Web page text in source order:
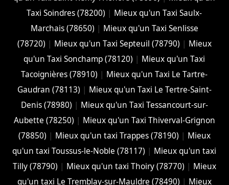
Taxi Soindres (78200) | Mieux qu'un Taxi Saulx-
Marchais (78650) | Mieux qu'un Taxi Senlisse
(78720) | Mieux qu'un Taxi Septeuil (78790) | Mieux
qu'un Taxi Sonchamp (78120) | Mieux qu'un Taxi
Tacoignières (78910) | Mieux qu'un Taxi Le Tartre-
Gaudran (78113) | Mieux qu'un Taxi Le Tertre-Saint-
Denis (78980) | Mieux qu'un Taxi Tessancourt-sur-
Aubette (78250) | Mieux qu'un Taxi Thiverval-Grignon
(78850) | Mieux qu'un taxi Trappes (78190) | Mieux
qu'un taxi Toussus-le-Noble (78117) | Mieux qu'un taxi
Tilly (78790) | Mieux qu'un taxi Thoiry (78770) | Mieux
qu'un taxi Le Tremblay-sur-Mauldre (78490) | Mieux